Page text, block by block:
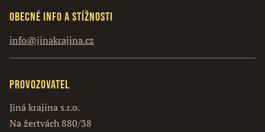
Obecné info a stížnosti
info@jinakrajina.cz
Provozovatel
Jiná krajina s.r.o.
Na žertvách 880/38